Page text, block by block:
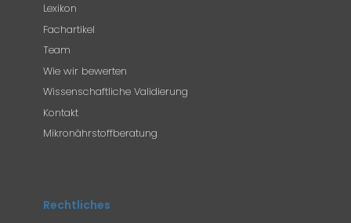
Lexikon
Fachartikel
Team
Wie wir bewerten
Wissenschaftliche Validierung
Kontakt
Mikronährstoffberatung
Rechtliches